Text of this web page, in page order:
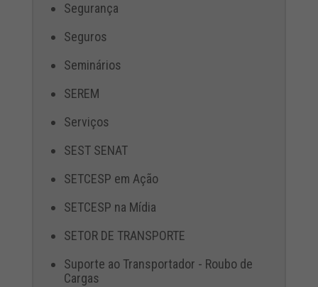
Segurança
Seguros
Seminários
SEREM
Serviços
SEST SENAT
SETCESP em Ação
SETCESP na Mídia
SETOR DE TRANSPORTE
Suporte ao Transportador - Roubo de
Cargas